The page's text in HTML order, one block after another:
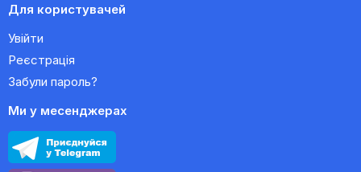
Для користувачей
Увійти
Реєстрація
Забули пароль?
Ми у месенджерах